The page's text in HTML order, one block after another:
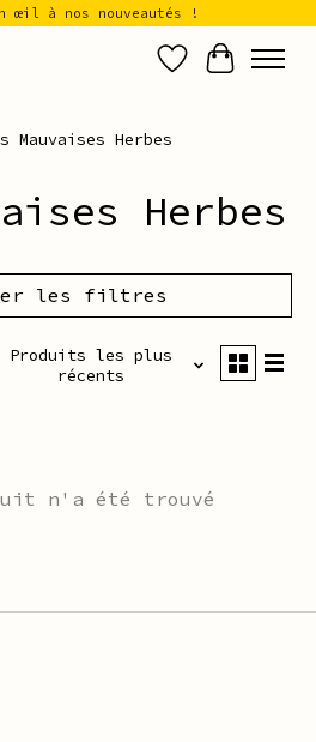
œil à nos nouveautés !
Liste de
Panier
Mauvaises Herbes
Herbes
les filtres
Produits les plus
récents
n'a été trouvé